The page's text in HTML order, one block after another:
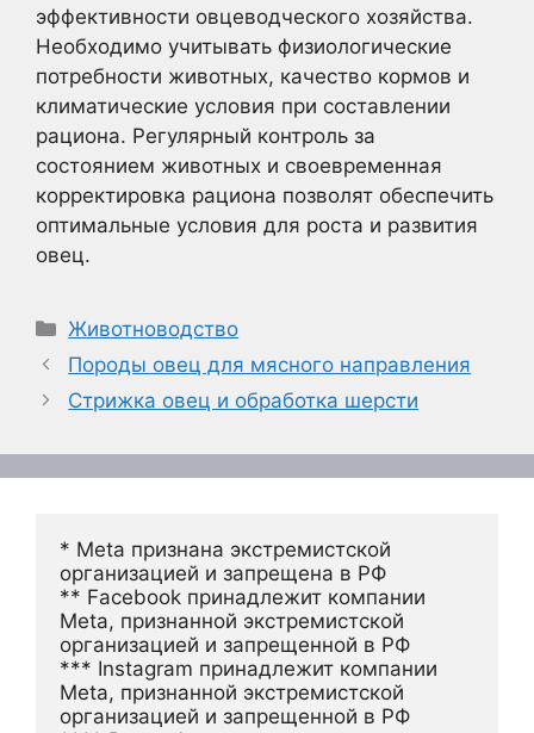
эффективности овцеводческого хозяйства.
Необходимо учитывать физиологические
потребности животных, качество кормов и
климатические условия при составлении
рациона. Регулярный контроль за
состоянием животных и своевременная
корректировка рациона позволят обеспечить
оптимальные условия для роста и развития
овец.
Рубрики
Животноводство
Породы овец для мясного направления
Стрижка овец и обработка шерсти
* Meta признана экстремистской
организацией и запрещена в РФ
** Facebook принадлежит компании
Meta, признанной экстремистской
организацией и запрещенной в РФ
*** Instagram принадлежит компании
Meta, признанной экстремистской
организацией и запрещенной в РФ